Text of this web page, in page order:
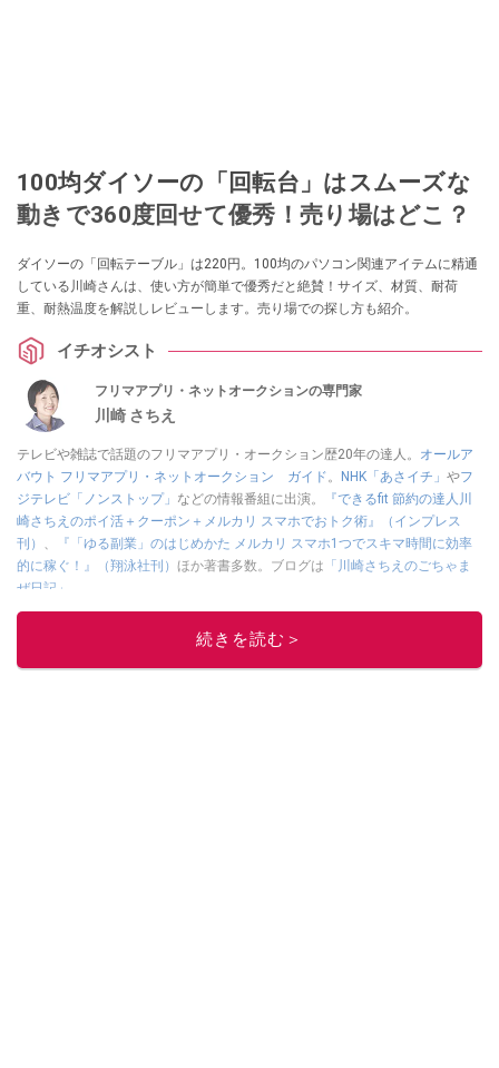
100均ダイソーの「回転台」はスムーズな
動きで360度回せて優秀！売り場はどこ？
ダイソーの「回転テーブル」は220円。100均のパソコン関連アイテムに精通
している川崎さんは、使い方が簡単で優秀だと絶賛！サイズ、材質、耐荷
重、耐熱温度を解説しレビューします。売り場での探し方も紹介。
イチオシスト
フリマアプリ・ネットオークションの専門家
川崎 さちえ
テレビや雑誌で話題のフリマアプリ・オークション歴20年の達人。 オールア
バウト フリマアプリ・ネットオークション ガイド。 NHK「あさイチ」 やフ
ジテレビ「ノンストップ」 などの情報番組に出演。
『できるfit 節約の達人川
崎さちえのポイ活＋クーポン＋メルカリ スマホでおトク術』（インプレス
刊） 、
『「ゆる副業」のはじめかた メルカリ スマホ1つでスキマ時間に効率
的に稼ぐ！』（翔泳社刊） ほか著書多数。ブログは 「川崎さちえのごちゃま
ぜ日記」
■経歴：2003年、夫が子育てをするために、突然会社を辞める。翌月からの
給料が０円になり、家にいながら、しかも空いた時間でできるオークション
続きを読む＞